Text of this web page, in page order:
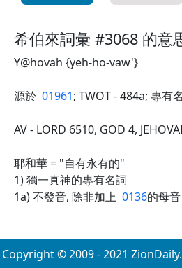
希伯來詞彙 #3068 的意
Y@hovah {yeh-ho-vaw'}
源於 01961; TWOT - 484a; 專有
AV - LORD 6510, GOD 4,
耶和華 = "自有永有的"
1) 獨一真神的專有名詞
1a) 不發音, 除非加上 0136的母音
Copyright © 2009 - 2021